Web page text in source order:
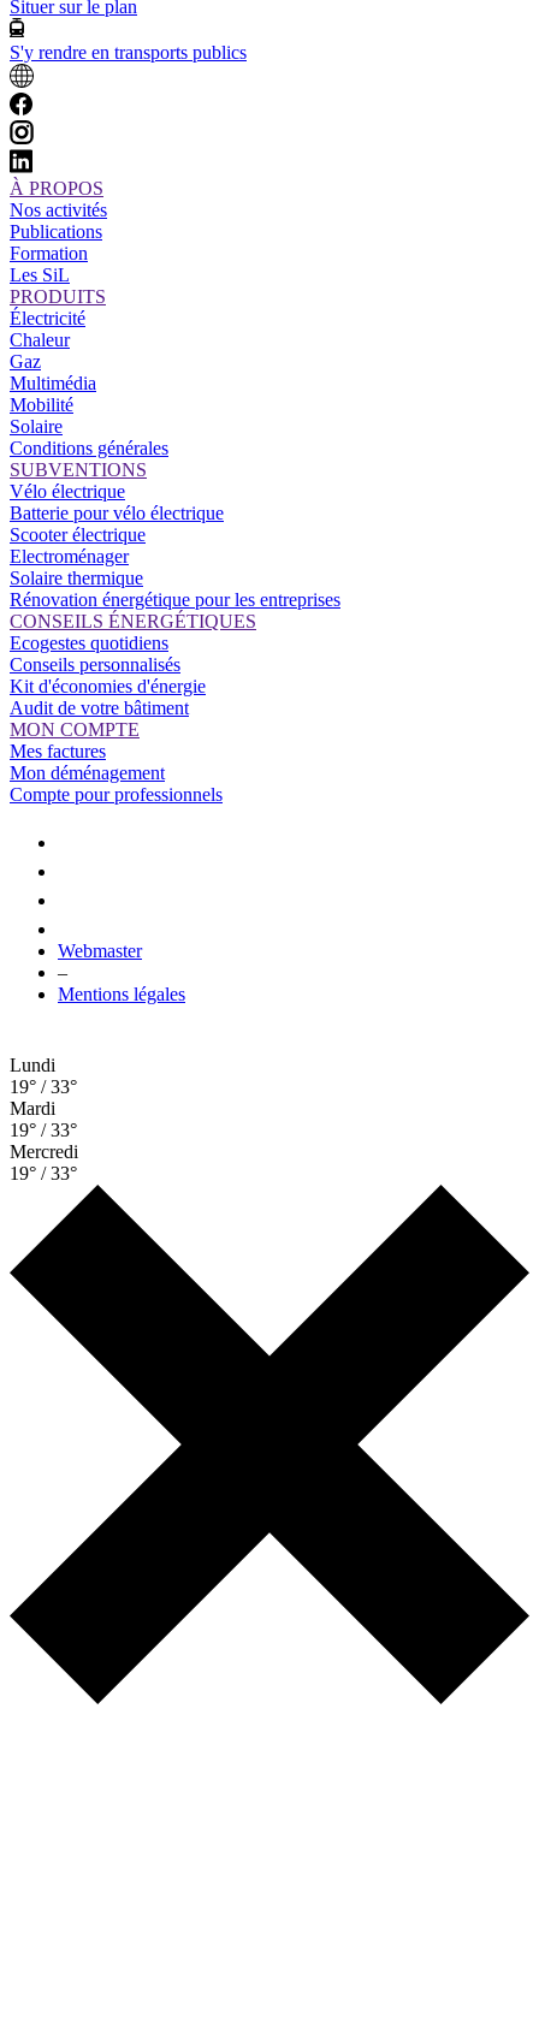
Situer sur le plan
S'y rendre en transports publics
À PROPOS
Nos activités
Publications
Formation
Les SiL
PRODUITS
Électricité
Chaleur
Gaz
Multimédia
Mobilité
Solaire
Conditions générales
SUBVENTIONS
Vélo électrique
Batterie pour vélo électrique
Scooter électrique
Electroménager
Solaire thermique
Rénovation énergétique pour les entreprises
CONSEILS ÉNERGÉTIQUES
Ecogestes quotidiens
Conseils personnalisés
Kit d'économies d'énergie
Audit de votre bâtiment
MON COMPTE
Mes factures
Mon déménagement
Compte pour professionnels
Webmaster
–
Mentions légales
Lundi
19° / 33°
Mardi
19° / 33°
Mercredi
19° / 33°